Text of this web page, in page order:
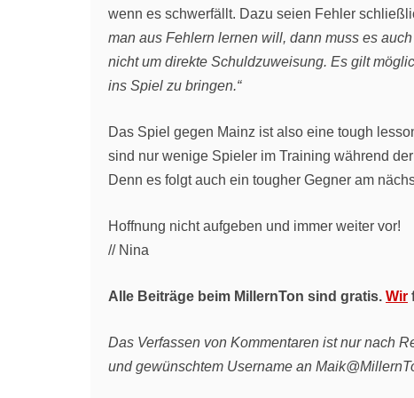
wenn es schwerfällt. Dazu seien Fehler
man aus Fehlern lernen will, dann muss es
nicht um direkte Schuldzuweisung. Es gilt
ins Spiel zu bringen.“
Das Spiel gegen Mainz ist also eine tough
sind nur wenige Spieler im Training während
Denn es folgt auch ein tougher Gegner am
Hoffnung nicht aufgeben und immer weiter vor!
// Nina
Alle Beiträge beim MillernTon sind gratis. Wir
Das Verfassen von Kommentaren ist nur nach
und gewünschtem Username an